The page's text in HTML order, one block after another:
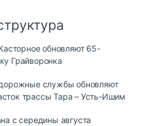
обновляют 65-
Грайворонка
службы обновляют
трассы Тара – Усть-Ишим
с середины августа